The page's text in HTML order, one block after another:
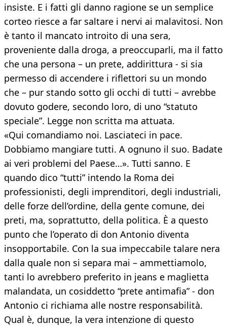
insiste. E i fatti gli danno ragione se un semplice
corteo riesce a far saltare i nervi ai malavitosi. Non
è tanto il mancato introito di una sera,
proveniente dalla droga, a preoccuparli, ma il fatto
che una persona – un prete, addirittura - si sia
permesso di accendere i riflettori su un mondo
che – pur stando sotto gli occhi di tutti – avrebbe
dovuto godere, secondo loro, di uno “statuto
speciale”. Legge non scritta ma attuata.
«Qui comandiamo noi. Lasciateci in pace.
Dobbiamo mangiare tutti. A ognuno il suo. Badate
ai veri problemi del Paese…». Tutti sanno. E
quando dico “tutti” intendo la Roma dei
professionisti, degli imprenditori, degli industriali,
delle forze dell’ordine, della gente comune, dei
preti, ma, soprattutto, della politica. È a questo
punto che l’operato di don Antonio diventa
insopportabile. Con la sua impeccabile talare nera
dalla quale non si separa mai – ammettiamolo,
tanti lo avrebbero preferito in jeans e maglietta
malandata, un cosiddetto “prete antimafia” - don
Antonio ci richiama alle nostre responsabilità.
Qual è, dunque, la vera intenzione di questo